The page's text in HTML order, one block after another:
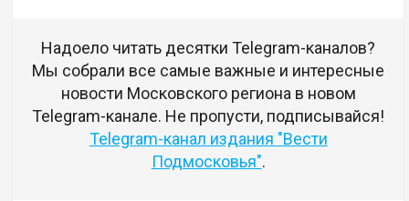
Надоело читать десятки Telegram-каналов?
Мы собрали все самые важные и интересные
новости Московского региона в новом
Telegram-канале. Не пропусти, подписывайся!
Telegram-канал издания "Вести
Подмосковья".